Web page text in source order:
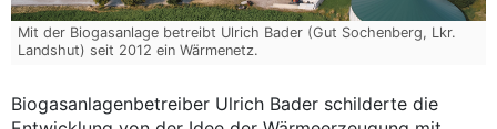
Mit der Biogasanlage betreibt Ulrich Bader (Gut Sochenberg, Lkr.
Landshut) seit 2012 ein Wärmenetz.
Biogasanlagenbetreiber Ulrich Bader schilderte die